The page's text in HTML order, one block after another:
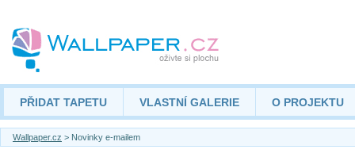
PŘIDAT TAPETU VLASTNÍ GALERIE O PROJEKTU
Wallpaper.cz > Novinky e-mailem